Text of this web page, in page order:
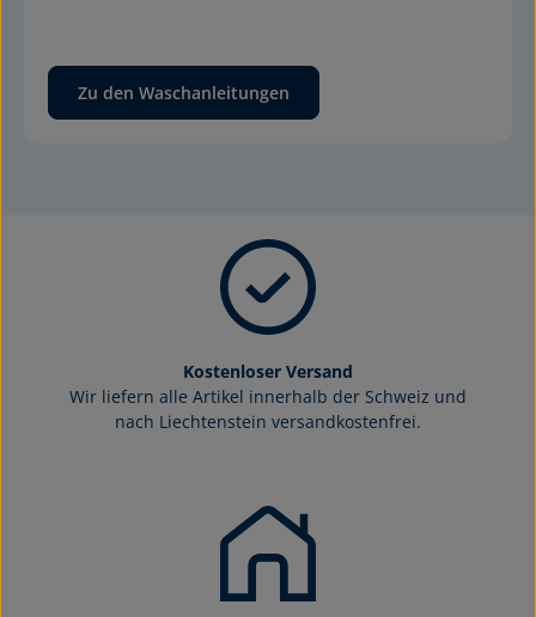
Zu den Waschanleitungen
Kostenloser Versand
Wir liefern alle Artikel innerhalb der Schweiz und
nach Liechtenstein versandkostenfrei.